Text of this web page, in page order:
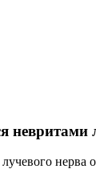
невритами
нерва